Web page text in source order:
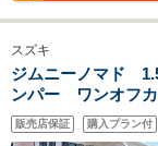
スズキ
ジムニーノマド
ンパー ワンオフ
ール セーフティ
ETC2.0 LEDヘッ
販売店保証 購入プラン付